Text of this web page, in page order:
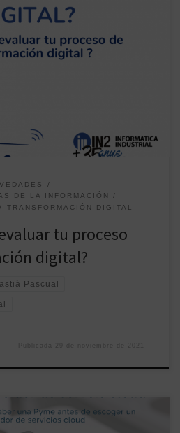
a acelerar el uso de las
empresas, pero eso no quiere decir
digital se haga de forma
Informática Industrial, realizado en
lo más importante […]
DE LA INFORMACIÓN
TRANSFORMACIÓN DIGITAL
tu proceso
digital?
Pascual